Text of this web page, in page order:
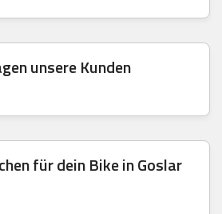
unsere Kunden
für dein Bike in Goslar